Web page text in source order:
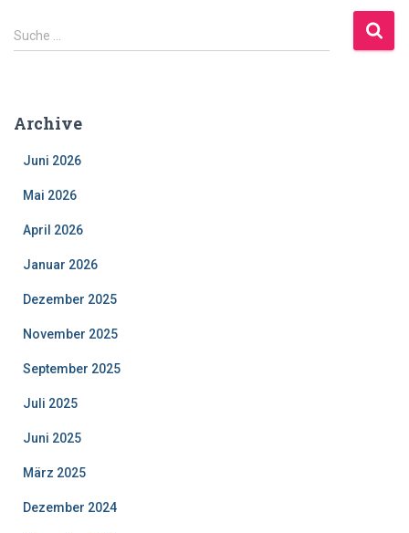
S
u
n
Suche …
Archive
Juni 2026
Mai 2026
April 2026
Januar 2026
Dezember 2025
November 2025
September 2025
Juli 2025
Juni 2025
März 2025
Dezember 2024